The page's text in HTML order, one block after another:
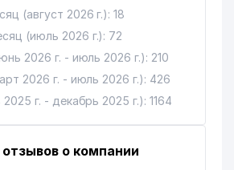
(август 2026 г.): 18
(июль 2026 г.): 72
2026 г. - июль 2026 г.): 210
2026 г. - июль 2026 г.): 426
г. - декабрь 2025 г.): 1164
о компании